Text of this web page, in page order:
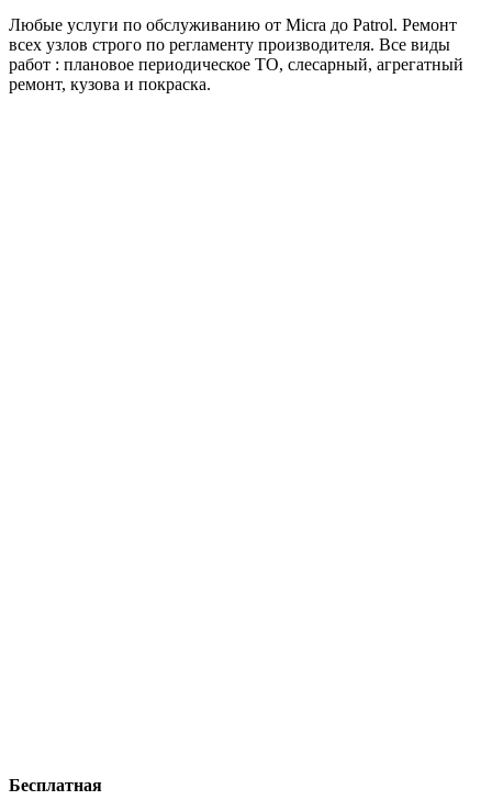
Любые услуги по обслуживанию от Micra до Patrol. Ремонт
всех узлов строго по регламенту производителя. Все виды
работ : плановое периодическое ТО, слесарный, агрегатный
ремонт, кузова и покраска.
Бесплатная